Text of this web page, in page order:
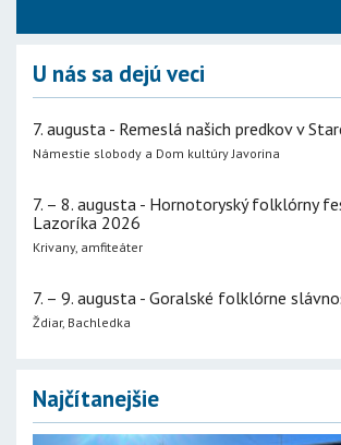
U nás sa dejú veci
7. augusta - Remeslá našich predkov v
Námestie slobody a Dom kultúry Javorina
7. – 8. augusta - Hornotoryský folklórny
Lazoríka 2026
Krivany, amfiteáter
7. – 9. augusta - Goralské folklórne
Ždiar, Bachledka
Najčítanejšie